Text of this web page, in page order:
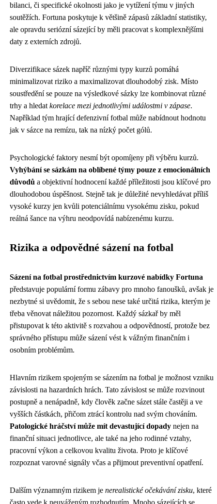
bilanci, či specifické okolnosti jako je vytížení týmu v jiných
soutěžích. Fortuna poskytuje k většině zápasů základní statistiky,
ale opravdu seriózní sázející by měli pracovat s komplexnějšími
daty z externích zdrojů.
Diverzifikace sázek napříč různými typy kurzů pomáhá
minimalizovat riziko a maximalizovat dlouhodobý zisk. Místo
soustředění se pouze na výsledkové sázky lze kombinovat různé
trhy a hledat korelace mezi jednotlivými událostmi v zápase.
Například tým hrající defenzivní fotbal může nabídnout hodnotu
jak v sázce na remízu, tak na nízký počet gólů.
Psychologické faktory nesmí být opomíjeny při výběru kurzů.
Vyhýbání se sázkám na oblíbené týmy pouze z emocionálních
důvodů a objektivní hodnocení každé příležitosti jsou klíčové pro
dlouhodobou úspěšnost. Stejně tak je důležité nevyhledávat příliš
vysoké kurzy jen kvůli potenciálnímu vysokému zisku, pokud
reálná šance na výhru neodpovídá nabízenému kurzu.
Rizika a odpovědné sázení na fotbal
Sázení na fotbal prostřednictvím kurzové nabídky Fortuna
představuje populární formu zábavy pro mnoho fanoušků, avšak je
nezbytné si uvědomit, že s sebou nese také určitá rizika, kterým je
třeba věnovat náležitou pozornost. Každý sázkař by měl
přistupovat k této aktivitě s rozvahou a odpovědností, protože bez
správného přístupu může sázení vést k vážným finančním i
osobním problémům.
Hlavním rizikem spojeným se sázením na fotbal je možnost vzniku
závislosti na hazardních hrách. Tato závislost se může rozvinout
postupně a nenápadně, kdy člověk začne sázet stále častěji a ve
vyšších částkách, přičom ztrácí kontrolu nad svým chováním.
Patologické hráčství může mít devastující dopady nejen na
finanční situaci jednotlivce, ale také na jeho rodinné vztahy,
pracovní výkon a celkovou kvalitu života. Proto je klíčové
rozpoznat varovné signály včas a přijmout preventivní opatření.
Dalším významným rizikem je nerealistické očekávání zisku, které
často vede k neuváženým rozhodnutím. Mnoho sázejících se